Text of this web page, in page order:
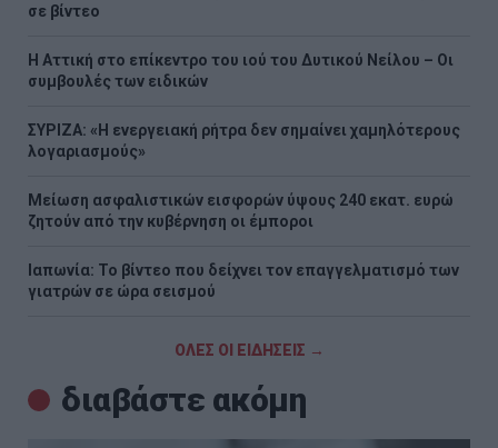
σε βίντεο
Η Αττική στο επίκεντρο του ιού του Δυτικού Νείλου – Οι
συμβουλές των ειδικών
ΣΥΡΙΖΑ: «Η ενεργειακή ρήτρα δεν σημαίνει χαμηλότερους
λογαριασμούς»
Μείωση ασφαλιστικών εισφορών ύψους 240 εκατ. ευρώ
ζητούν από την κυβέρνηση οι έμποροι
Ιαπωνία: Το βίντεο που δείχνει τον επαγγελματισμό των
γιατρών σε ώρα σεισμού
ΟΛΕΣ ΟΙ ΕΙΔΗΣΕΙΣ →
διαβάστε ακόμη